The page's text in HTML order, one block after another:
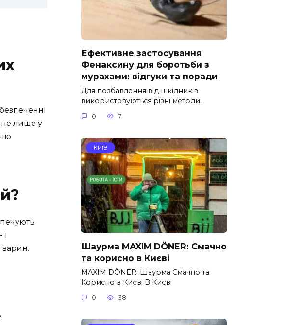
не лише у
і
Ефективне застосування
Фенаксину для боротьби з
мурахами: відгуки та поради
Для позбавлення від шкідників
використовуються різні методи.
0 7
КИЇВ
Шаурма MAXIM DÖNER: Смачно
та корисно в Києві
MAXIM DÖNER: Шаурма Смачно та
Корисно в Києві В Києві
0 38